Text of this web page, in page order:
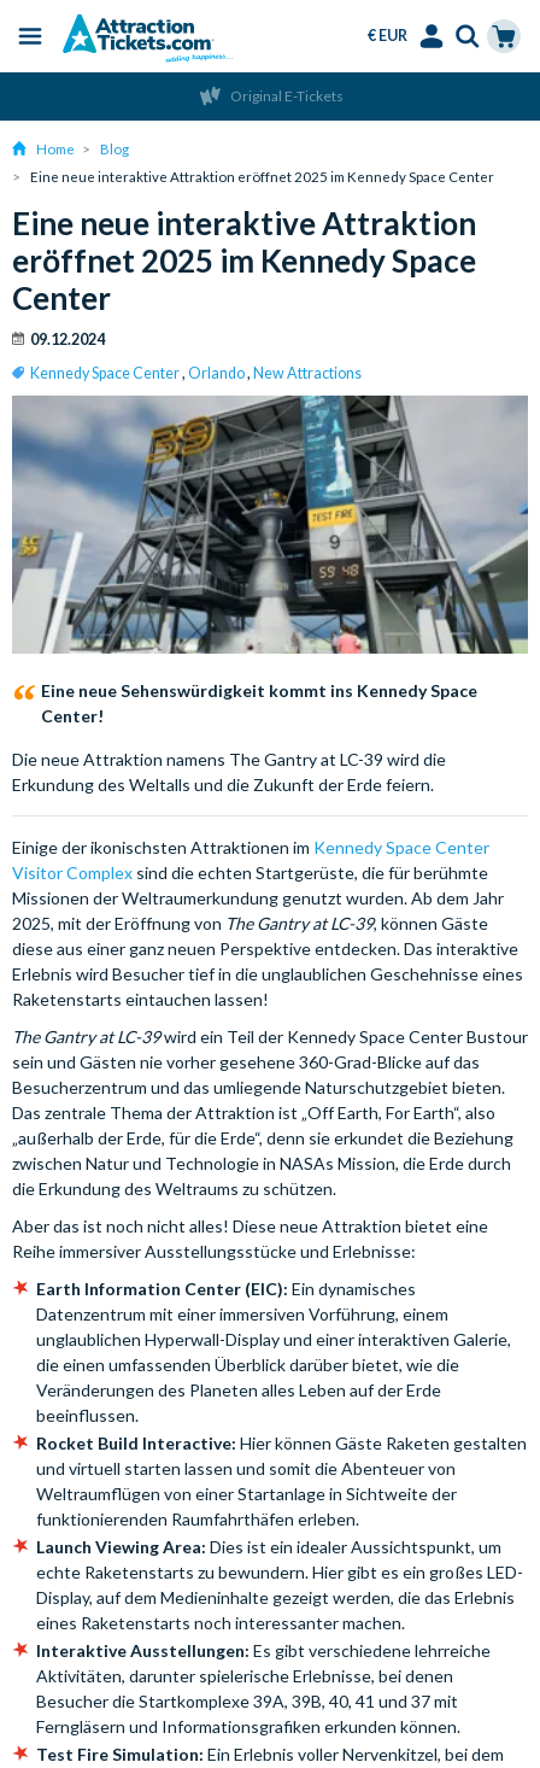
content
Menu
€ EUR
Original E-Tickets
Home
Blog
Eine neue interaktive Attraktion eröffnet 2025 im Kennedy Space Center
Eine neue interaktive Attraktion
eröffnet 2025 im Kennedy Space
Center
09.12.2024
Kennedy Space Center, Orlando, New Attractions
Eine neue Sehenswürdigkeit kommt ins Kennedy Space
Center!
Die neue Attraktion namens The Gantry at LC-39 wird die
Erkundung des Weltalls und die Zukunft der Erde feiern.
Einige der ikonischsten Attraktionen im Kennedy Space Center
Visitor Complex sind die echten Startgerüste, die für berühmte
Missionen der Weltraumerkundung genutzt wurden. Ab dem Jahr
2025, mit der Eröffnung von The Gantry at LC-39, können Gäste
diese aus einer ganz neuen Perspektive entdecken. Das interaktive
Erlebnis wird Besucher tief in die unglaublichen Geschehnisse eines
Raketenstarts eintauchen lassen!
The Gantry at LC-39wird ein Teil der Kennedy Space Center Bustour
sein und Gästen nie vorher gesehene 360-Grad-Blicke auf das
Besucherzentrum und das umliegende Naturschutzgebiet bieten.
Das zentrale Thema der Attraktion ist „Off Earth, For Earth“, also
„außerhalb der Erde, für die Erde“, denn sie erkundet die Beziehung
zwischen Natur und Technologie in NASAs Mission, die Erde durch
die Erkundung des Weltraums zu schützen.
Aber das ist noch nicht alles! Diese neue Attraktion bietet eine
Reihe immersiver Ausstellungsstücke und Erlebnisse:
Earth Information Center (EIC): Ein dynamisches
Datenzentrum mit einer immersiven Vorführung, einem
unglaublichen Hyperwall-Display und einer interaktiven Galerie,
die einen umfassenden Überblick darüber bietet, wie die
Veränderungen des Planeten alles Leben auf der Erde
beeinflussen.
Rocket Build Interactive: Hier können Gäste Raketen gestalten
und virtuell starten lassen und somit die Abenteuer von
Weltraumflügen von einer Startanlage in Sichtweite der
funktionierenden Raumfahrthäfen erleben.
Launch Viewing Area: Dies ist ein idealer Aussichtspunkt, um
echte Raketenstarts zu bewundern. Hier gibt es ein großes LED-
Display, auf dem Medieninhalte gezeigt werden, die das Erlebnis
eines Raketenstarts noch interessanter machen.
Interaktive Ausstellungen: Es gibt verschiedene lehrreiche
Aktivitäten, darunter spielerische Erlebnisse, bei denen
Besucher die Startkomplexe 39A, 39B, 40, 41 und 37 mit
Ferngläsern und Informationsgrafiken erkunden können.
Test Fire Simulation: Ein Erlebnis voller Nervenkitzel, bei dem